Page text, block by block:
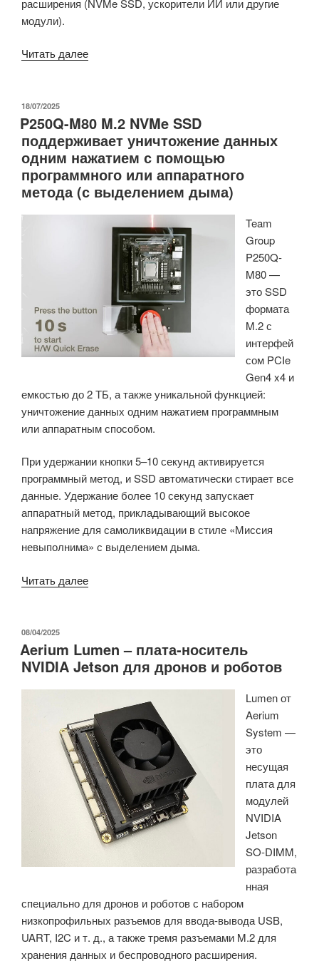
расширения (NVMe SSD, ускорители ИИ или другие
модули).
Читать далее«COM
VersaLogic
Raptor
«Модуль
встраиваемой
обработки»
процессором
1345URE
13-
поколения
или
Processor
U300E»
ОПУБЛИКОВАНО
18/07/2025
P250Q-M80 M.2 NVMe SSD
поддерживает уничтожение данных
одним нажатием с помощью
программного или аппаратного
метода (с выделением дыма)
Team
Group
P250Q-
M80 —
это SSD
формата
M.2 с
интерфей
сом PCIe
Gen4 x4 и
емкостью до 2 ТБ, а также уникальной функцией:
уничтожение данных одним нажатием программным
или аппаратным способом.
При удержании кнопки 5–10 секунд активируется
программный метод, и SSD автоматически стирает все
данные. Удержание более 10 секунд запускает
аппаратный метод, прикладывающий высокое
напряжение для самоликвидации в стиле «Миссия
невыполнима» с выделением дыма.
Читать далее«P250Q-
SSD
поддерживает
одним
нажатием
с
помощью
программного
или
аппаратного
метода
выделением
ОПУБЛИКОВАНО
08/04/2025
Aerium Lumen – плата-носитель
NVIDIA Jetson для дронов и роботов
Lumen от
Aerium
System —
это
несущая
плата для
модулей
NVIDIA
Jetson
SO-DIMM,
разработа
нная
специально для дронов и роботов с набором
низкопрофильных разъемов для ввода-вывода USB,
UART, I2C и т. д., а также тремя разъемами M.2 для
хранения данных и беспроводного расширения.